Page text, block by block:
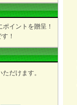
イントを贈呈！
！
だけます。